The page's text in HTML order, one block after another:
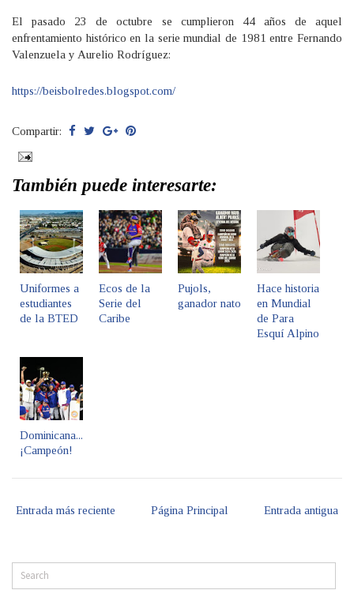
El pasado 23 de octubre se cumplieron 44 años de aquel
enfrentamiento histórico en la serie mundial de 1981 entre Fernando
Valenzuela y Aurelio Rodríguez:
https://beisbolredes.blogspot.com/
Compartir:
También puede interesarte:
Uniformes a
estudiantes
de la BTED
Ecos de la
Serie del
Caribe
Pujols,
ganador nato
Hace historia
en Mundial
de Para
Esquí Alpino
Dominicana...
¡Campeón!
Entrada más reciente Entrada antigua
Página Principal